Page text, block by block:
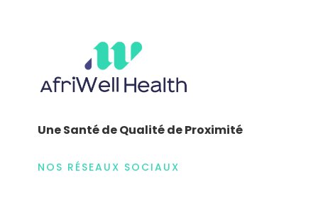
Une Santé de Qualité de Proximité
NOS RÉSEAUX SOCIAUX